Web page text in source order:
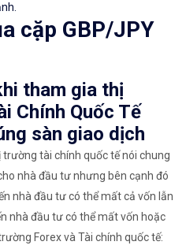
cặp GBP/JPY
tham gia thị
Chính Quốc Tế
sàn giao dịch
tài chính quốc tế nói chung
nhà đầu tư nhưng bên cạnh đó
nhà đầu tư có thể mất cả vốn lẫn
nhà đầu tư có thể mất vốn hoặc
Forex và Tài chính quốc tế: